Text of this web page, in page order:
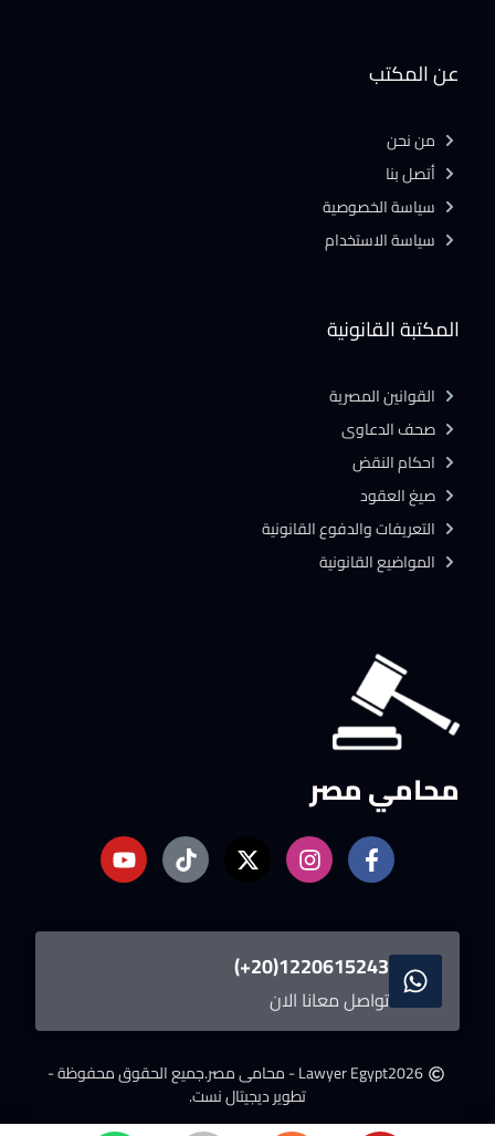
محامي مصر
1220615243(20+)
تواصل معانا الان
2026Lawyer Egypt - محامى مصر.
جميع الحقوق محفوظة -
تطوير ديجيتال نست.
المكتبة القانونية
القوانين المصرية
صحف الدعاوى
احكام النقض
صيغ العقود
التعريفات والدفوع القانونية
المواضيع القانونية
عن المكتب
من نحن
أتصل بنا
سياسة الخصوصية
سياسة الاستخدام